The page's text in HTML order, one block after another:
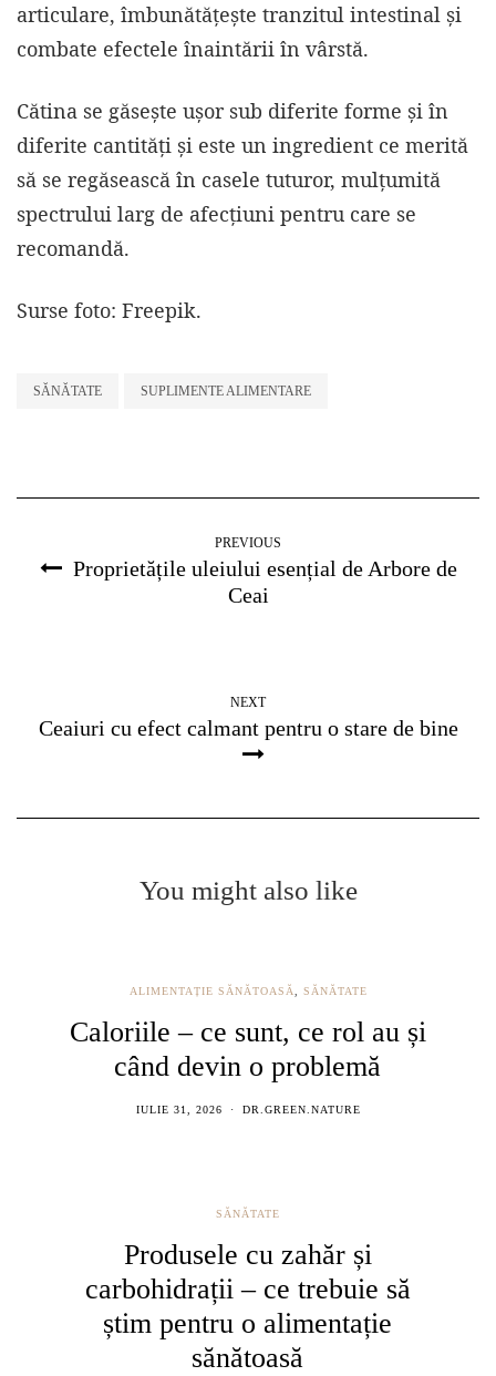
articulare, îmbunătățește tranzitul intestinal și
combate efectele înaintării în vârstă.
Cătina se găsește ușor sub diferite forme și în
diferite cantități și este un ingredient ce merită
să se regăsească în casele tuturor, mulțumită
spectrului larg de afecțiuni pentru care se
recomandă.
Surse foto: Freepik.
SĂNĂTATE SUPLIMENTE ALIMENTARE
PREVIOUS
Proprietățile uleiului esențial de Arbore de
Ceai
NEXT
Ceaiuri cu efect calmant pentru o stare de bine
You might also like
ALIMENTAȚIE SĂNĂTOASĂ, SĂNĂTATE
Caloriile – ce sunt, ce rol au și
când devin o problemă
IULIE 31, 2026 DR.GREEN.NATURE
SĂNĂTATE
Produsele cu zahăr și
carbohidrații – ce trebuie să
știm pentru o alimentație
sănătoasă